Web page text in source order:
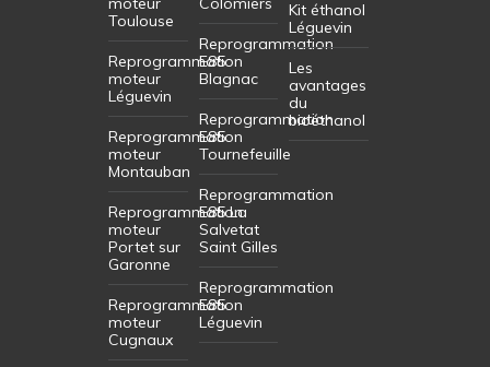
Toulouse
Reprogrammation
moteur
Léguevin
Reprogrammation
moteur
Montauban
Reprogrammation
moteur
Portet sur
Garonne
Reprogrammation
moteur
Cugnaux
Reprogrammation
E85
Blagnac
Reprogrammation
E85
Tournefeuille
Reprogrammation
E85 La
Salvetat
Saint Gilles
Reprogrammation
E85
Léguevin
Kit éthanol
Léguevin
Les
avantages
du
bioéthanol